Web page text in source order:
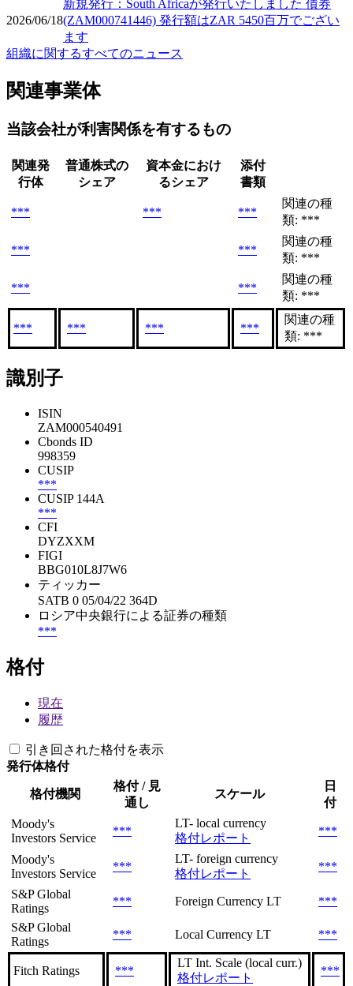
2026/06/18
新規発行：South Africaが発行いたしました 債券
(ZAM000741446) 発行額はZAR 5450百万でござい
ます
組織に関するすべてのニュース
関連事業体
当該会社が利害関係を有するもの
関連発
行体
普通株式の
シェア
資本金におけ
るシェア
添付
書類
*** *** ***
関連の種
類: ***
*** ***
関連の種
類: ***
*** ***
関連の種
類: ***
*** *** *** ***
関連の種
類: ***
識別子
ISIN
ZAM000540491
Cbonds ID
998359
CUSIP
***
CUSIP 144A
***
CFI
DYZXXM
FIGI
BBG010L8J7W6
ティッカー
SATB 0 05/04/22 364D
ロシア中央銀行による証券の種類
***
格付
現在
履歴
引き回された格付を表示
発行体格付
格付機関
格付 / 見
通し
スケール
日
付
Moody's
Investors Service
***
LT- local currency
格付レポート
***
Moody's
Investors Service
***
LT- foreign currency
格付レポート
***
S&P Global
Ratings
*** Foreign Currency LT
***
S&P Global
Ratings
*** Local Currency LT ***
Fitch Ratings ***
LT Int. Scale (local curr.)
格付レポート
***